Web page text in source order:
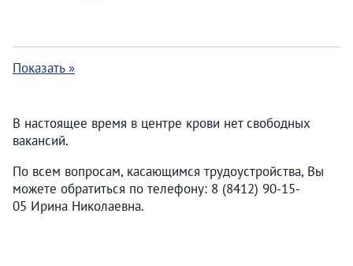
Показать »
В настоящее время в центре крови нет свободных
вакансий.
По всем вопросам, касающимся трудоустройства, Вы
можете обратиться по телефону: 8 (8412) 90-15-
05 Ирина Николаевна.